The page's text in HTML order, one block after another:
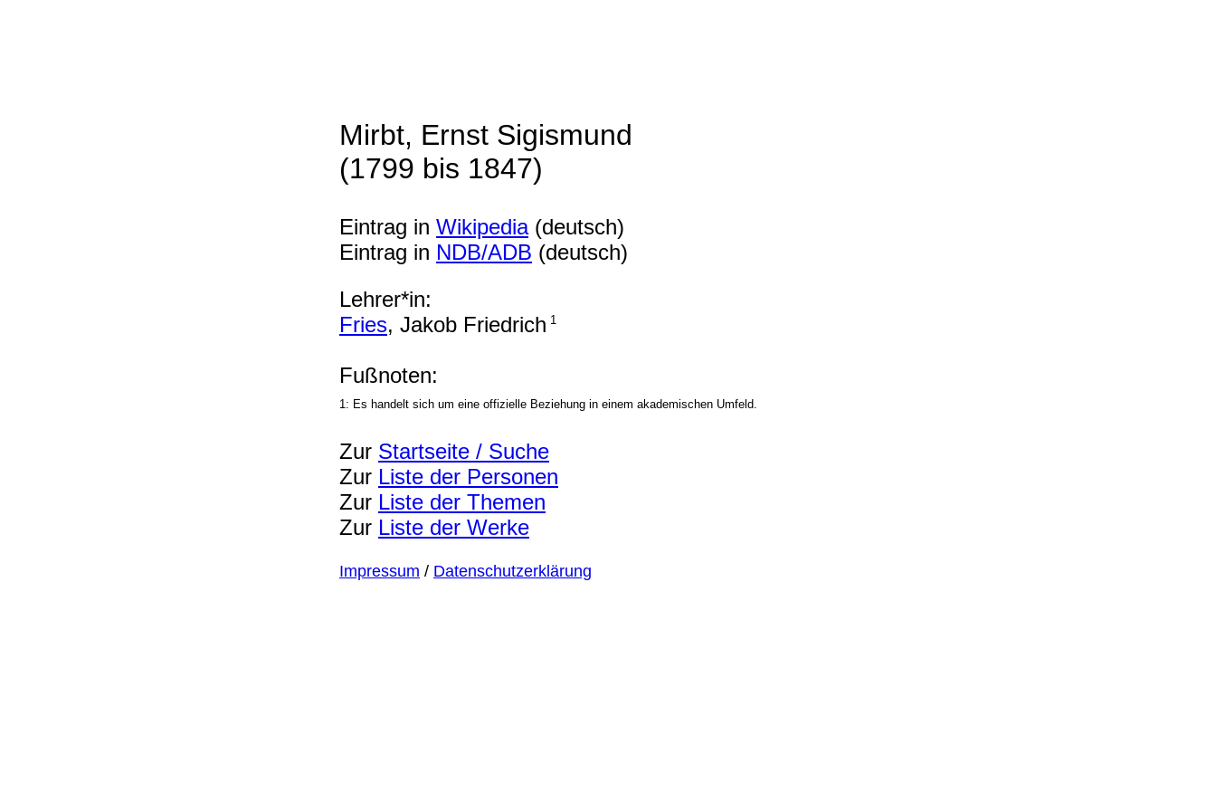
Mirbt, Ernst Sigismund
(1799 bis 1847)
Eintrag in Wikipedia(deutsch)
Eintrag in NDB/ADB (deutsch)
Lehrer*in:
Fries, Jakob Friedrich 1
Fußnoten:
1: Es handelt sich um eine offizielle Beziehung in einem akademischen Umfeld.
Zur Startseite / Suche
Zur Liste der Personen
Zur Liste der Themen
Zur Liste der Werke
Impressum / Datenschutzerklärung